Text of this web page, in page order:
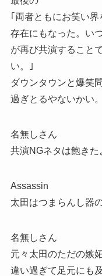
｢両者ともにお笑い
存在にもなった。い
が再び共演すること
い。｣
ダウンタウンと爆笑
過ぎとるやないかい。
名無しさん
共演NGネタは飽きた
Assassin
太田はつまらんし器
名無しさん
元々太田のただの嫉
違い過ぎて足元にも